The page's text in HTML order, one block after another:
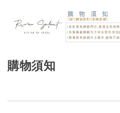
購物須知